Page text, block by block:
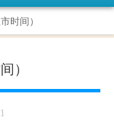
时间）
）